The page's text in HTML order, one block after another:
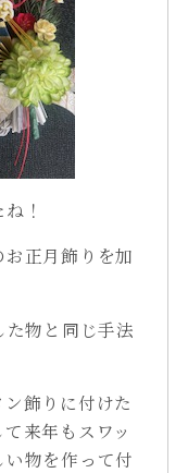
！
正月飾りを加
物と同じ手法
飾りに付けた
来年もスワッ
物を作って付